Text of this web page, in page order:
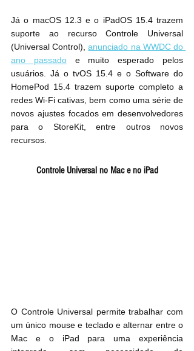
Já o macOS 12.3 e o iPadOS 15.4 trazem
suporte ao recurso Controle Universal
(Universal Control), anunciado na WWDC do
ano passado e muito esperado pelos
usuários. Já o tvOS 15.4 e o Software do
HomePod 15.4 trazem suporte completo a
redes Wi-Fi cativas, bem como uma série de
novos ajustes focados em desenvolvedores
para o StoreKit, entre outros novos
recursos.
Controle Universal no Mac e no iPad
O Controle Universal permite trabalhar com
um único mouse e teclado e alternar entre o
Mac e o iPad para uma experiência